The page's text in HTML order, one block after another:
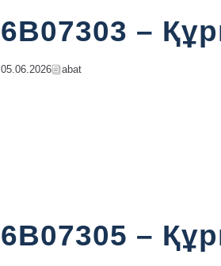
6B07303 –
05.06.2026 Abat
6B07305 –